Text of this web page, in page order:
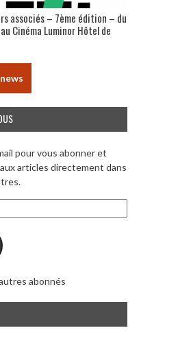
associés – 7ème édition – du
Cinéma Luminor Hôtel de
pour vous abonner et
articles directement dans
abonnés